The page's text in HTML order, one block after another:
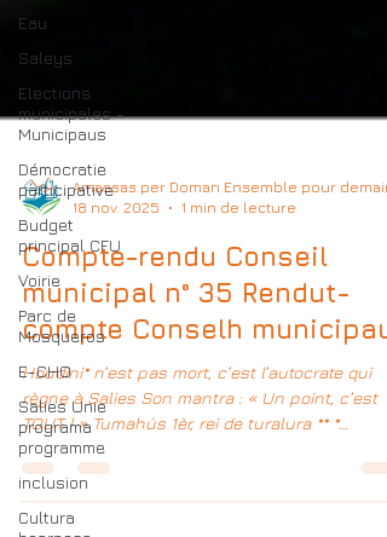
Eau
Saleys
Elections
municipales -
Municipaus
Démocratie
participative
Budget
principal CFU
Voirie
Parc de
Mosqueros
E-CHO
Salies Unie
programa
programme
inclusion
Cultura
18 nov. 2025
1 min de lecture
Compte-rendu Conseil
municipal n° 35 Rendut-
compte Conselh municipau
Houdini* n’est pas mort, c’est l’autocrate qui
règne à Salies Son mantra : « Un point, c’est
TOUT ! » Tumahús 1èr, rei de turalura ** *
surnommé le roi des illusionnistes ** Entêté 1er,
roi de la blague